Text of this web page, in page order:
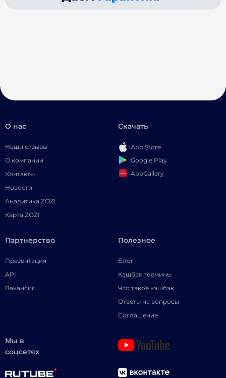
О нас
Наши отзывы
О компании
Контакты
Новости
Аналитика ZOZI
Карта ZOZI
Скачать
App Store
Google Play
AppGallery
Партнёрство
Презентация
API
Вакансии
Полезное
Блог
Кэшбэк термины
Что такое кэшбэк
Ответы на вопросы
Соглашение
Мы в
соцсетях